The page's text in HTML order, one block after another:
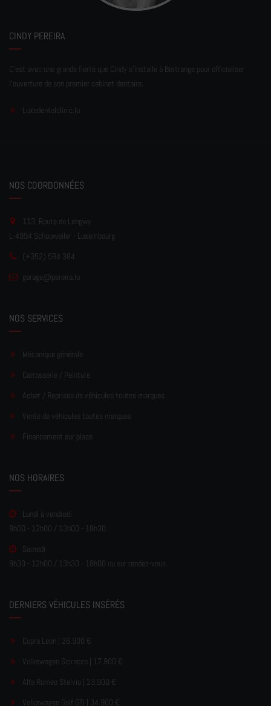
CINDY PEREIRA
C'est avec une grande fierté que Cindy s'installe à Bertrange pour officialiser
l'ouverture de son premier cabinet dentaire.
Luxedentalclinic.lu
NOS COORDONNÉES
113, Route de Longwy
L-4994 Schouweiler - Luxembourg
(+352) 584 384
garage@pereira.lu
NOS SERVICES
Mécanique générale
Carrosserie / Peinture
Achat / Reprises de véhicules toutes marques
Vente de véhicules toutes marques
Financement sur place
NOS HORAIRES
Lundi à vendredi
8h00 - 12h00 / 13h00 - 18h30
Samedi
9h30 - 12h00 / 13h30 - 18h00 ou sur rendez-vous
DERNIERS VÉHICULES INSÉRÉS
Cupra Leon | 26.900 €
Volkswagen Scirocco | 17.900 €
Alfa Romeo Stelvio | 23.900 €
Volkswagen Golf GTI | 34.900 €